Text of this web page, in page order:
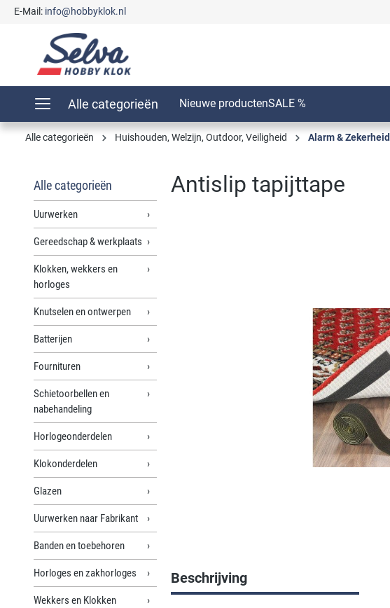
Ga naar de hoofdnavigatie
E-Mail: info@hobbyklok.nl
Alle categorieën Nieuwe productenSALE %
Alle categorieën Huishouden, Welzijn, Outdoor, Veiligheid Alarm & Zekerheid
Alle categorieën
Uurwerken
Gereedschap & werkplaats
Klokken, wekkers en
horloges
Knutselen en ontwerpen
Batterijen
Fournituren
Schietoorbellen en
nabehandeling
Horlogeonderdelen
Klokonderdelen
Glazen
Uurwerken naar Fabrikant
Banden en toebehoren
Horloges en zakhorloges
Wekkers en Klokken
Antislip tapijttape
Beschrijving